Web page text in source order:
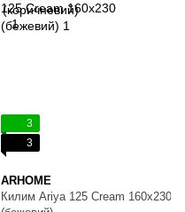
3
3
ARHOME
Килим Ariya 125 Cream 160х230